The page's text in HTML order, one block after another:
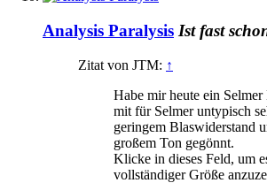
Analysis Paralysis Ist fast
Zitat von JTM: ↑
Habe mir heute ein
mit für Selmer untypisch
geringem Blaswiderstand
großem Ton gegönnt.
Klicke in dieses Feld, um
vollständiger Größe